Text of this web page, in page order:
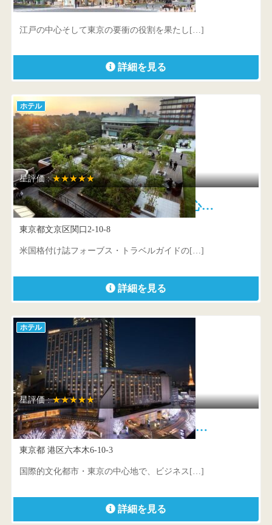
東京都 中央区日本橋室町3丁目4番地4号
江戸の中心そして東京の要衝の役割を果たし[…]
詳細を見る
ホテル
星評価 :★★★★★
ホテル椿山荘東京 東京の中心…
東京都文京区関口2-10-8
米国格付け誌フォーブス・トラベルガイドの[…]
詳細を見る
ホテル
星評価 :★★★★★
グランド ハイアット 東京 心…
東京都 港区六本木6-10-3
国際的文化都市・東京の中心地で、ビジネス[…]
詳細を見る